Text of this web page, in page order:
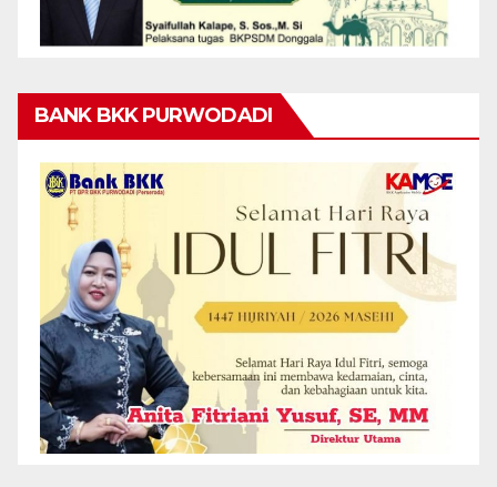
BANK BKK PURWODADI